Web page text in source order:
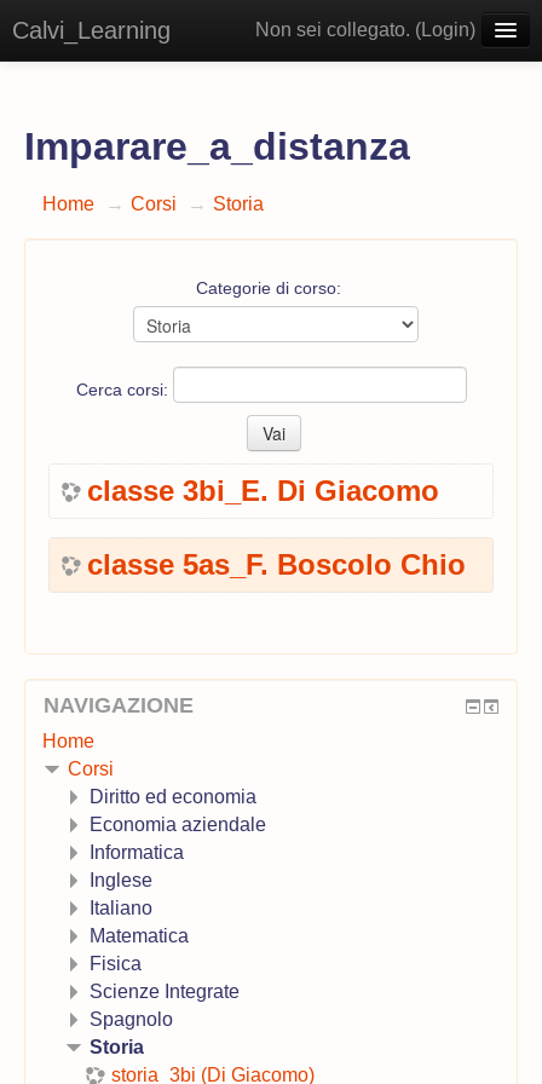
Calvi_Learning Non sei collegato. (Login)
Imparare_a_distanza
Home → Corsi → Storia
Categorie di corso:
Cerca corsi:
classe 3bi_E. Di Giacomo
classe 5as_F. Boscolo Chio
NAVIGAZIONE
Home
Corsi
Diritto ed economia
Economia aziendale
Informatica
Inglese
Italiano
Matematica
Fisica
Scienze Integrate
Spagnolo
Storia
storia_3bi (Di Giacomo)